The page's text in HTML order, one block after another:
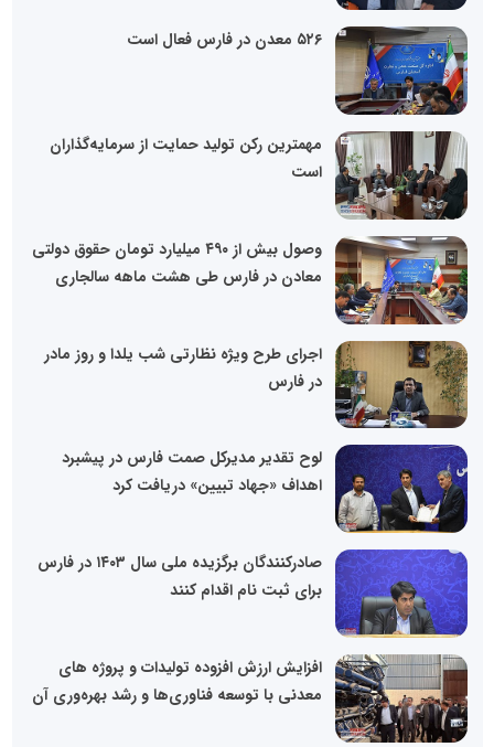
۵۲۶ معدن در فارس فعال است
مهمترین رکن تولید حمایت از سرمایه‌گذاران
است
وصول بیش از ۴۹۰ میلیارد تومان حقوق دولتی
معادن در فارس طی هشت ماهه سالجاری
اجرای طرح ویژه نظارتی شب یلدا و روز مادر
در فارس
لوح تقدیر مدیرکل صمت فارس در پیشبرد
اهداف «جهاد تبیین» دریافت کرد
صادرکنندگان برگزیده ملی سال ۱۴۰۳ در فارس
برای ثبت نام اقدام کنند
افزایش ارزش افزوده تولیدات و پروژه های
معدنی با توسعه فناوری‌ها و رشد بهره‌وری آن